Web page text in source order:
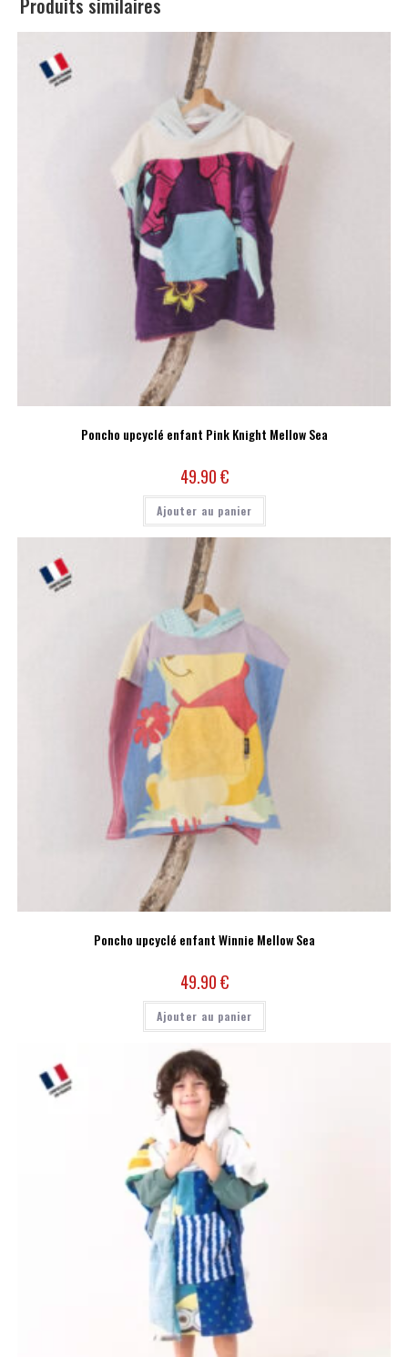
Poncho upcyclé enfant Pink Knight Mellow Sea
49.90€
Ajouter au panier
Poncho upcyclé enfant Winnie Mellow Sea
49.90€
Ajouter au panier